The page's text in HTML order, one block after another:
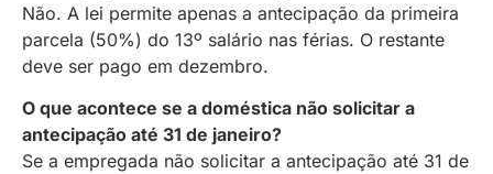
Não. A lei permite apenas a antecipação da primeira
parcela (50%) do 13º salário nas férias. O restante
deve ser pago em dezembro.
O que acontece se a doméstica não solicitar a
antecipação até 31 de janeiro?
Se a empregada não solicitar a antecipação até 31 de